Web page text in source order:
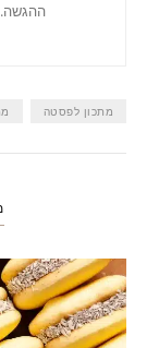
ההגשה.
מתכון לפסטה